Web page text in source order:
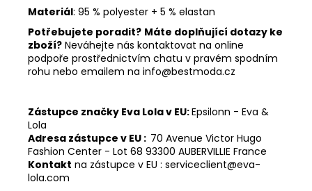
Materiál: 95 % polyester + 5 % elastan
Potřebujete poradit? Máte doplňující dotazy ke
zboží? Neváhejte nás kontaktovat na online
podpoře prostřednictvím chatu v pravém spodním
rohu nebo emailem na info@bestmoda.cz
Zástupce značky Eva Lola v EU:Epsilonn - Eva &
Lola
Adresa zástupce v EU : 70 Avenue Victor Hugo
Fashion Center - Lot 68 93300 AUBERVILLIE France
Kontakt na zástupce v EU : serviceclient@eva-
lola.com